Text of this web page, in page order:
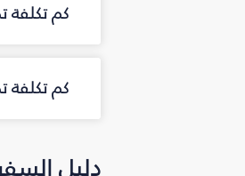
كم تكلفة
كم تكلفة
دليل